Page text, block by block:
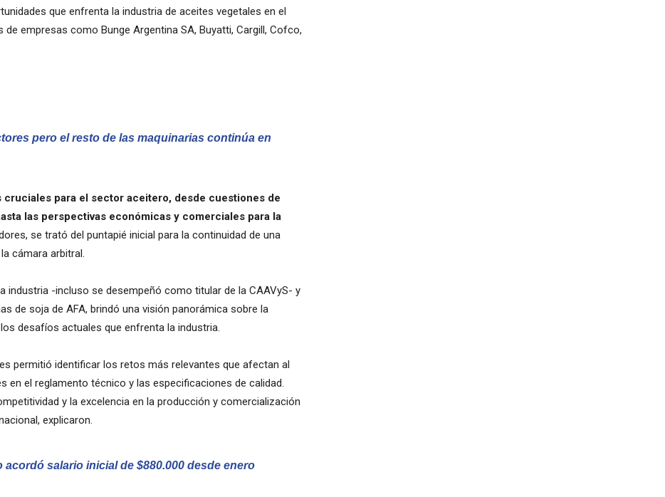
que enfrenta la industria de aceites vegetales en el
empresas como Bunge Argentina SA, Buyatti, Cargill, Cofco,
pero el resto de las maquinarias continúa en
cruciales para el sector aceitero, desde cuestiones de
las perspectivas económicas y comerciales para la
se trató del puntapié inicial para la continuidad de una
cámara arbitral.
industria -incluso se desempeñó como titular de la CAAVyS- y
de soja de AFA, brindó una visión panorámica sobre la
desafíos actuales que enfrenta la industria.
permitió identificar los retos más relevantes que afectan al
en el reglamento técnico y las especificaciones de calidad.
y la excelencia en la producción y comercialización
explicaron.
salario inicial de $880.000 desde enero